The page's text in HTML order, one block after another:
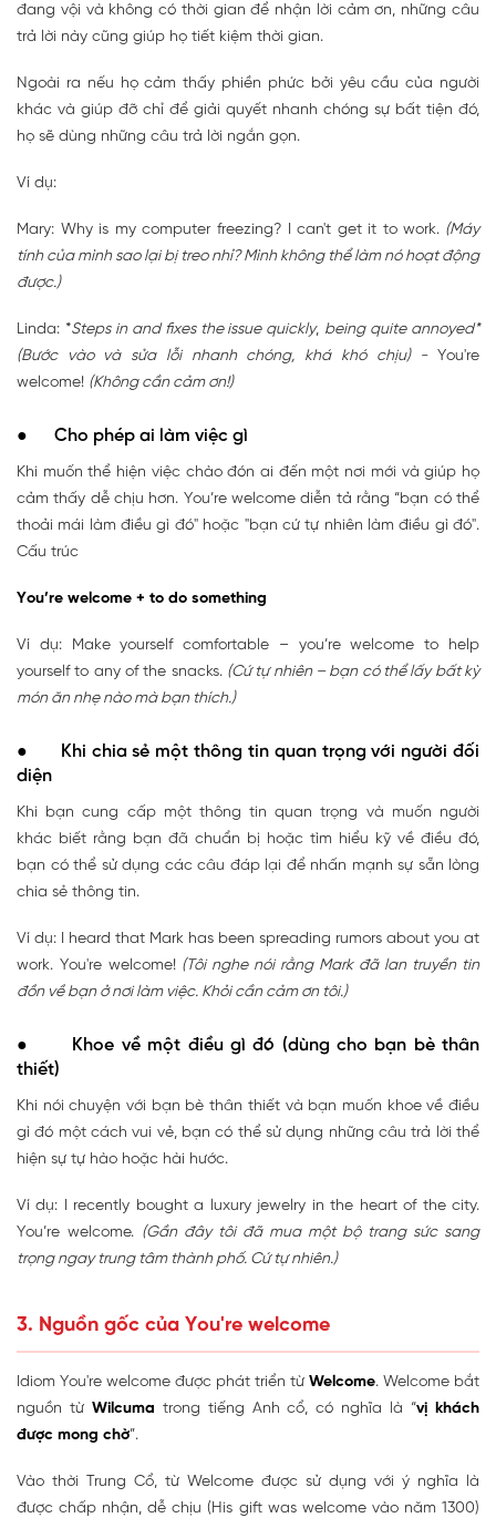
đang vội và không có thời gian để nhận lời cảm ơn, những câu
trả lời này cũng giúp họ tiết kiệm thời gian.
Ngoài ra nếu họ cảm thấy phiền phức bởi yêu cầu của người
khác và giúp đỡ chỉ để giải quyết nhanh chóng sự bất tiện đó,
họ sẽ dùng những câu trả lời ngắn gọn.
Ví dụ:
Mary: Why is my computer freezing? I can't get it to work. (Máy
tính của mình sao lại bị treo nhỉ? Mình không thể làm nó hoạt động
được.)
Linda: *Steps in and fixes the issue quickly, being quite annoyed*
(Bước vào và sửa lỗi nhanh chóng, khá khó chịu) - You're
welcome! (Không cần cảm ơn!)
● Cho phép ai làm việc gì
Khi muốn thể hiện việc chào đón ai đến một nơi mới và giúp họ
cảm thấy dễ chịu hơn. You’re welcome diễn tả rằng “bạn có thể
thoải mái làm điều gì đó" hoặc "bạn cứ tự nhiên làm điều gì đó".
Cấu trúc
You’re welcome + to do something
Ví dụ: Make yourself comfortable – you’re welcome to help
yourself to any of the snacks. (Cứ tự nhiên – bạn có thể lấy bất kỳ
món ăn nhẹ nào mà bạn thích.)
● Khi chia sẻ một thông tin quan trọng với người đối
diện
Khi bạn cung cấp một thông tin quan trọng và muốn người
khác biết rằng bạn đã chuẩn bị hoặc tìm hiểu kỹ về điều đó,
bạn có thể sử dụng các câu đáp lại để nhấn mạnh sự sẵn lòng
chia sẻ thông tin.
Ví dụ: I heard that Mark has been spreading rumors about you at
work. You're welcome! (Tôi nghe nói rằng Mark đã lan truyền tin
đồn về bạn ở nơi làm việc. Khỏi cần cảm ơn tôi.)
● Khoe về một điều gì đó (dùng cho bạn bè thân
thiết)
Khi nói chuyện với bạn bè thân thiết và bạn muốn khoe về điều
gì đó một cách vui vẻ, bạn có thể sử dụng những câu trả lời thể
hiện sự tự hào hoặc hài hước.
Ví dụ: I recently bought a luxury jewelry in the heart of the city.
You’re welcome. (Gần đây tôi đã mua một bộ trang sức sang
trọng ngay trung tâm thành phố. Cứ tự nhiên.)
3. Nguồn gốc của You're welcome
Idiom You're welcome được phát triển từ Welcome. Welcome bắt
nguồn từ Wilcuma trong tiếng Anh cổ, có nghĩa là “vị khách
được mong chờ”.
Vào thời Trung Cổ, từ Welcome được sử dụng với ý nghĩa là
được chấp nhận, dễ chịu (His gift was welcome vào năm 1300)